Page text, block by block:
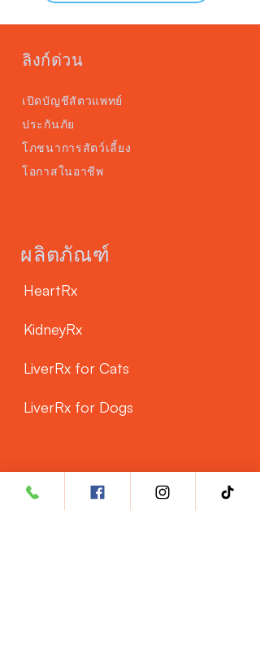
ลิงก์ด่วน
เปิดบัญชีสัตวแพทย์
ประกันภัย
โภชนาการสัตว์เลี้ยง
โอกาสในอาชีพ
ผลิตภัณฑ์
HeartRx
KidneyRx
LiverRx for Cats
LiverRx for Dogs
CUSTOMER SERVICE